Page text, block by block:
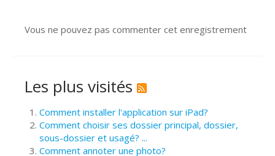
Vous ne pouvez pas commenter cet enregistrement
Les plus visités
Comment installer l'application sur iPad?
Comment choisir ses dossier principal, dossier,
sous-dossier et usagé? ...
Comment annoter une photo?